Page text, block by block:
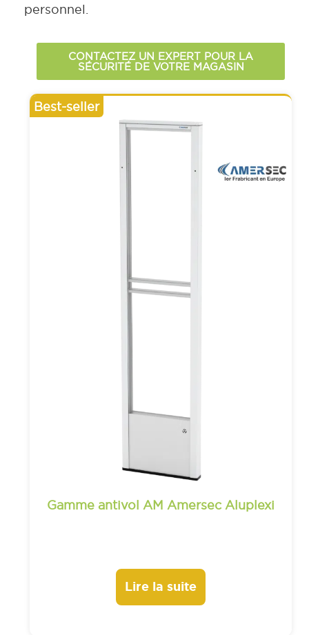
personnel.
CONTACTEZ UN EXPERT POUR LA
SÉCURITÉ DE VOTRE MAGASIN
Gamme antivol AM Amersec Aluplexi
Lire la suite